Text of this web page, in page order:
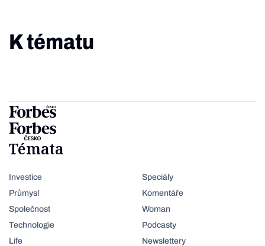
K tématu
Témata
Investice
Průmysl
Společnost
Technologie
Life
Speciály
Komentáře
Woman
Podcasty
Newslettery